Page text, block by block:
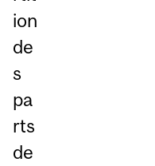
ion
de
s
pa
rts
de